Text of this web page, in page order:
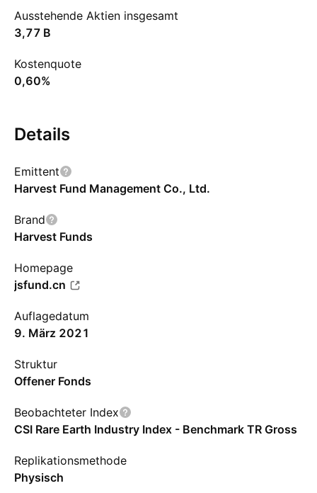
Ausstehende Aktien insgesamt
‪3,77 B‬
Kostenquote
0,60%
Details
Emittent
Harvest Fund Management Co., Ltd.
Brand
Harvest Funds
Homepage
jsfund.cn
Auflagedatum
9. März 2021
Struktur
Offener Fonds
Beobachteter Index
CSI Rare Earth Industry Index - Benchmark TR Gross
Replikationsmethode
Physisch